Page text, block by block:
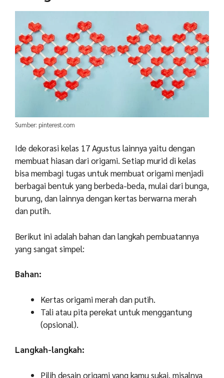
Sumber: pinterest.com
Ide dekorasi kelas 17 Agustus lainnya yaitu dengan
membuat hiasan dari origami. Setiap murid di kelas
bisa membagi tugas untuk membuat origami menjadi
berbagai bentuk yang berbeda-beda, mulai dari bunga,
burung, dan lainnya dengan kertas berwarna merah
dan putih.
Berikut ini adalah bahan dan langkah pembuatannya
yang sangat simpel:
Bahan:
Kertas origami merah dan putih.
Tali atau pita perekat untuk menggantung
(opsional).
Langkah-langkah:
Pilih desain origami yang kamu sukai, misalnya